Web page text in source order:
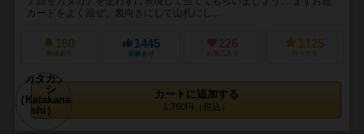
カードをよく混ぜ、裏向きにして山札にし...
160
興味あり
1445
経験あり
226
お気に入り
1125
持ってる
カートに追加する
1,760円（税込）